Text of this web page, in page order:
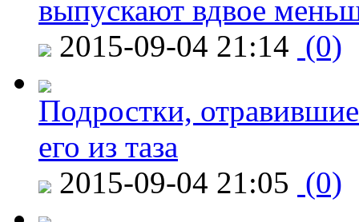
выпускают вдвое
2015-09-04 21:14 (0)
Подростки,
его из таза
2015-09-04 21:05 (0)